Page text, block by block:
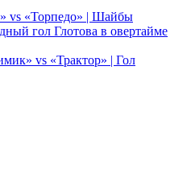
vs «Торпедо» | Шайбы
гол Глотова в овертайме
vs «Трактор» | Гол